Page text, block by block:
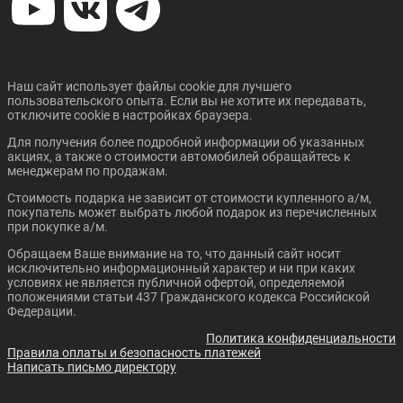
9 285 000 ₽
В кредит от:
LAND CRUISER 300
Цена от:
11 099 000 ₽
В кредит от:
151 433 ₽/мес.
ALPHARD
13 490 000 ₽
В кредит от:
184 055 ₽/мес.
CHANGAN UNI-K
Цена от:
3 019 900 ₽
41 203 ₽/мес.
Цена от:
31 529 ₽/мес.
CHANGAN UNI-T CHANGAN CS35 PLUS
NEW
Наш сайт использует файлы cookie для лучшего
пользовательского опыта. Если вы не хотите их передавать,
отключите cookie в настройках браузера.
Для получения более подробной информации об указанных
акциях, а также о стоимости автомобилей обращайтесь к
менеджерам по продажам.
Стоимость подарка не зависит от стоимости купленного а/м,
покупатель может выбрать любой подарок из перечисленных
при покупке а/м.
Обращаем Ваше внимание на то, что данный сайт носит
исключительно информационный характер и ни при каких
условиях не является публичной офертой, определяемой
положениями статьи 437 Гражданского кодекса Российской
Федерации.
Политика конфиденциальности
Правила оплаты и безопасность платежей
Написать письмо директору